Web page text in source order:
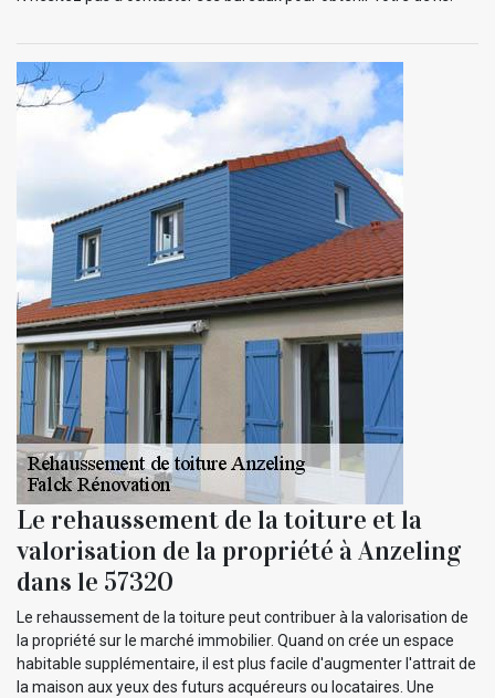
Le rehaussement de la toiture et la
valorisation de la propriété à Anzeling
dans le 57320
Le rehaussement de la toiture peut contribuer à la valorisation de
la propriété sur le marché immobilier. Quand on crée un espace
habitable supplémentaire, il est plus facile d'augmenter l'attrait de
la maison aux yeux des futurs acquéreurs ou locataires. Une